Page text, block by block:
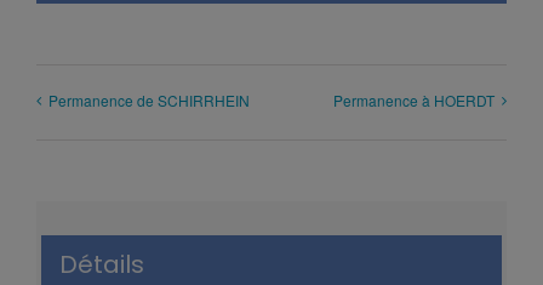
Permanence de SCHIRRHEIN Permanence à HOERDT
Détails